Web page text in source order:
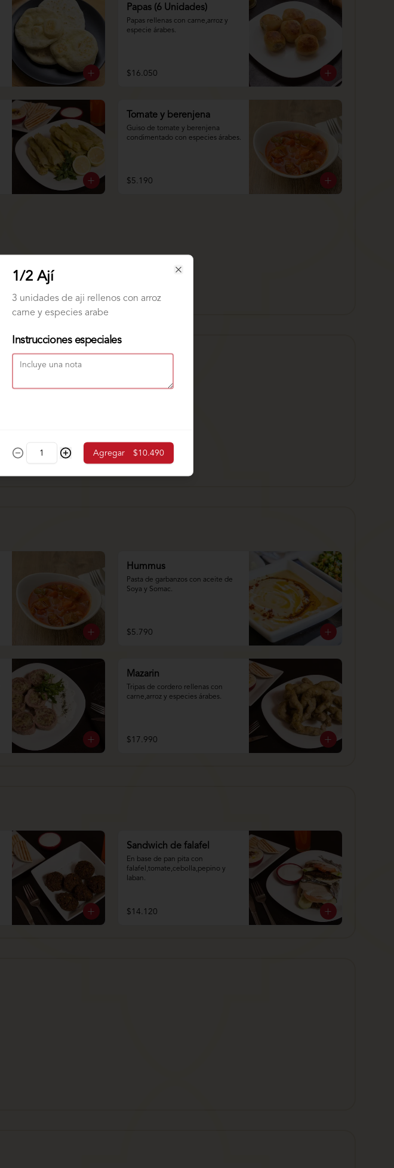
Papas (6 Unidades)
Papas rellenas con carne,arroz y
especie árabes.
$16.050
Tomate y berenjena
Guiso de tomate y berenjena
condimentado con especies árabes.
$5.190
Hummus
Pasta de garbanzos con aceite de
Soya y Somac.
$5.790
Mazarin
Tripas de cordero rellenas con
carne,arroz y especies árabes.
$17.990
Sandwich de falafel
En base de pan pita con
falafel,tomate,cebolla,pepino y
laban.
$14.120
1/2 Ají
3 unidades de aji rellenos con arroz
carne y especies arabe
Instrucciones especiales
Agregar $10.490